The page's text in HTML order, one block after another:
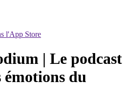
l'App Store
| Le podcast
du